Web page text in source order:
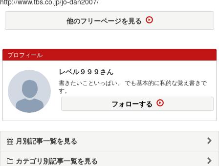
他のフリーページを見る
プロフィール
レベル９９９さん
書きたいこといっぱい。 でも基本的に私的な覚え書きで
す。
フォローする
月別記事一覧を見る
カテゴリ別記事一覧を見る